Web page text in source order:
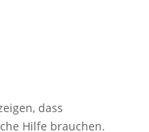
dass
Hilfe brauchen.